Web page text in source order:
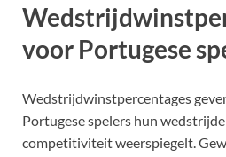
voor Portugese
Wedstrijdwinstpercentages
Portugese spelers hun
competitiviteit weerspiegelt.